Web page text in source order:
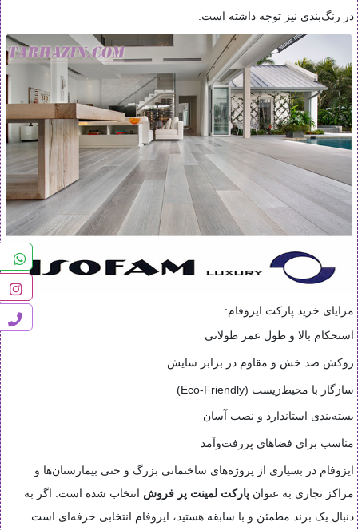
در رنگ‌بندی نیز توجه داشته است.
مزایای خرید پارکت ایزوفام:
استحکام بالا و طول عمر طولانی
روکش ضد خش و مقاوم در برابر سایش
سازگار با محیط‌زیست (Eco-Friendly)
بسته‌بندی استاندارد و نصب آسان
مناسب برای فضاهای پررفت‌وآمد
ایزوفام در بسیاری از پروژه‌های ساختمانی بزرگ و حتی بیمارستان‌ها و
مراکز تجاری به عنوان پارکت لمینت پر فروش انتخاب شده است. اگر به
دنبال یک برند مطمئن و با سابقه هستید، ایزوفام انتخابی حرفه‌ای است.